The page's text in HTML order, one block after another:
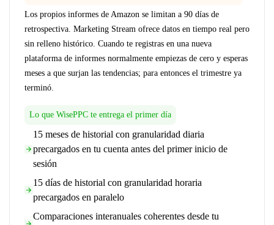
Los propios informes de Amazon se limitan a 90 días de
retrospectiva. Marketing Stream ofrece datos en tiempo real pero
sin relleno histórico. Cuando te registras en una nueva
plataforma de informes normalmente empiezas de cero y esperas
meses a que surjan las tendencias; para entonces el trimestre ya
terminó.
Lo que WisePPC te entrega el primer día
15 meses de historial con granularidad diaria
precargados en tu cuenta antes del primer inicio de
sesión
15 días de historial con granularidad horaria
precargados en paralelo
Comparaciones interanuales coherentes desde tu